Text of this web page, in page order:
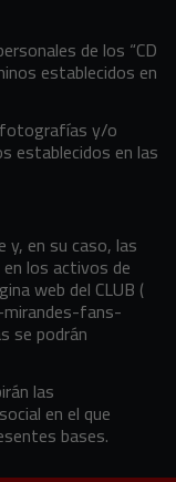
de los “CD
establecidos en
fotografías y/o
establecidos en las
y, en su caso, las
los activos de
web del CLUB (
fans-
se podrán
las
en el que
bases.